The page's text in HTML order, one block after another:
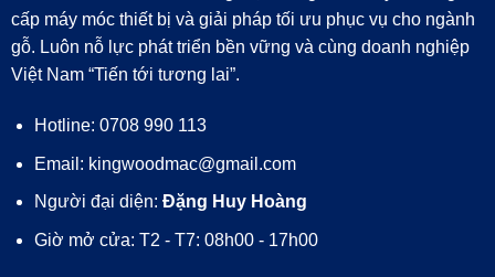
cấp máy móc thiết bị và giải pháp tối ưu phục vụ cho ngành
gỗ. Luôn nỗ lực phát triển bền vững và cùng doanh nghiệp
Việt Nam “Tiến tới tương lai”.
Hotline: 0708 990 113
Email: kingwoodmac@gmail.com
Người đại diện: Đặng Huy Hoàng
Giờ mở cửa: T2 - T7: 08h00 - 17h00